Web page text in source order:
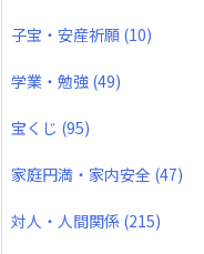
子宝・安産祈願 (10)
学業・勉強 (49)
宝くじ (95)
家庭円満・家内安全 (47)
対人・人間関係 (215)